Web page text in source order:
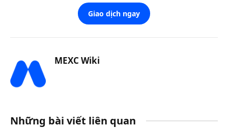
Giao dịch ngay
MEXC Wiki
Những bài viết liên quan